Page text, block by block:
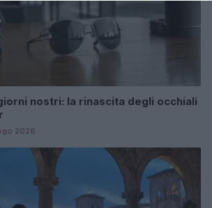
nostri: la rinascita degli occhiali
2026